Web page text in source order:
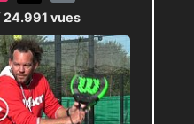
24.991 vues